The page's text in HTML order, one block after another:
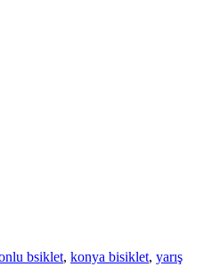
bsiklet, konya bisiklet, yarış